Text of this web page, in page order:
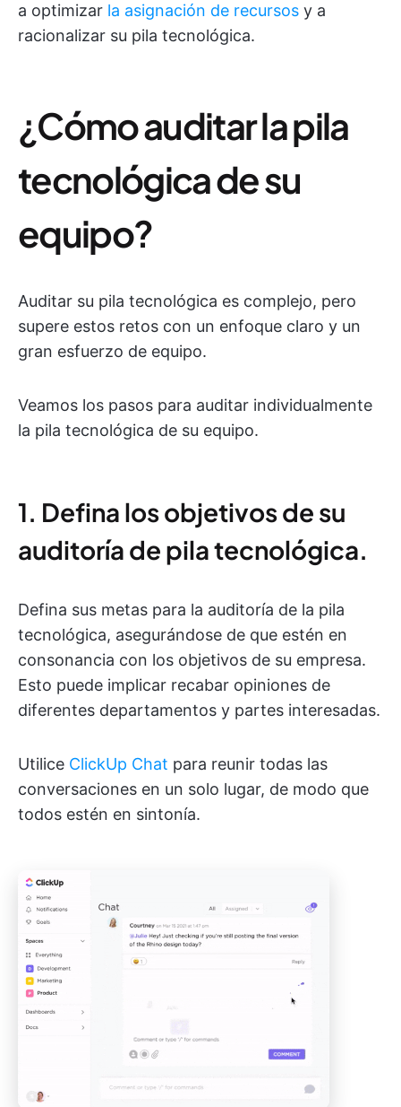
a optimizar la asignación de recursos y a
racionalizar su pila tecnológica.
¿Cómo auditar la pila
tecnológica de su
equipo?
Auditar su pila tecnológica es complejo, pero
supere estos retos con un enfoque claro y un
gran esfuerzo de equipo.
Veamos los pasos para auditar individualmente
la pila tecnológica de su equipo.
1. Defina los objetivos de su
auditoría de pila tecnológica.
Defina sus metas para la auditoría de la pila
tecnológica, asegurándose de que estén en
consonancia con los objetivos de su empresa.
Esto puede implicar recabar opiniones de
diferentes departamentos y partes interesadas.
Utilice ClickUp Chat para reunir todas las
conversaciones en un solo lugar, de modo que
todos estén en sintonía.